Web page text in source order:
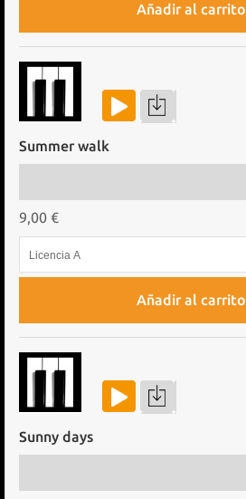
Añadir al carrito
Summer walk
9,00 €
Licencia A
Añadir al carrito
Sunny days